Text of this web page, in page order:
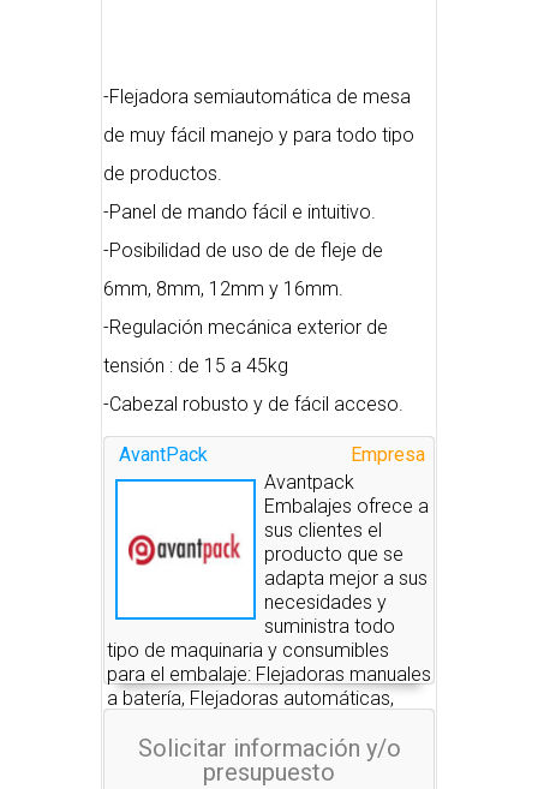
-Flejadora semiautomática de mesa
de muy fácil manejo y para todo tipo
de productos.
-Panel de mando fácil e intuitivo.
-Posibilidad de uso de de fleje de
6mm, 8mm, 12mm y 16mm.
-Regulación mecánica exterior de
tensión : de 15 a 45kg
-Cabezal robusto y de fácil acceso.
Empresa
AvantPack
Avantpack
Embalajes ofrece a
sus clientes el
producto que se
adapta mejor a sus
necesidades y
suministra todo
tipo de maquinaria y consumibles
para el embalaje: Flejadoras manuales
a batería, Flejadoras automáticas,
de acero y Film estirable, entre otros.
Solicitar información y/o
presupuesto